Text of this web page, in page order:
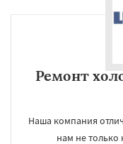
Ремонт
Наша компания
нам не только